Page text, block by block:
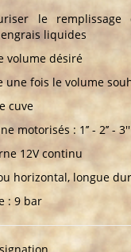
le remplissage
liquides
volume désiré
une fois le volume
cuve
motorisés : 1’’ - 2’’ - 3''
12V continu
horizontal, longue
: 9 bar